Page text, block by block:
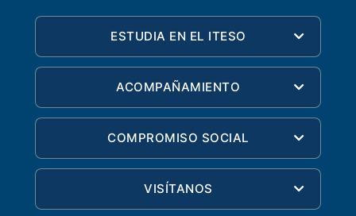
ESTUDIA EN EL ITESO
ACOMPAÑAMIENTO
COMPROMISO SOCIAL
VISÍTANOS